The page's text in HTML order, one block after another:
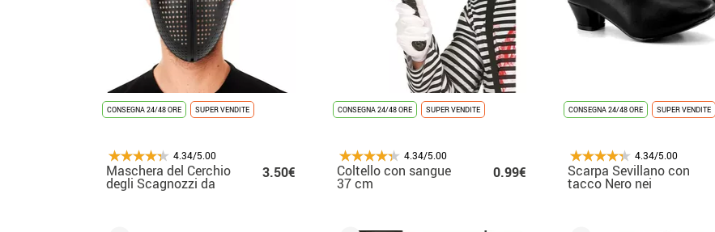
CONSEGNA 24/48 ORE SUPER VENDITE
4.34/5.00
Maschera del Cerchio
degli Scagnozzi da
The Game
3.50€
CONSEGNA 24/48 ORE SUPER VENDITE
4.34/5.00
Coltello con sangue
37 cm
0.99€
CONSEGNA 24/48 ORE SUPER VENDITE
4.34/5.00
Scarpa Sevillano con
tacco Nero nei